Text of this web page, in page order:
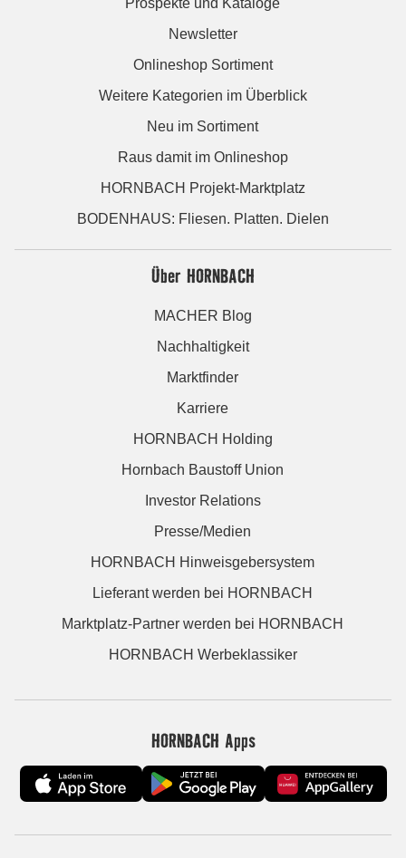
Prospekte und Kataloge
Newsletter
Onlineshop Sortiment
Weitere Kategorien im Überblick
Neu im Sortiment
Raus damit im Onlineshop
HORNBACH Projekt-Marktplatz
BODENHAUS: Fliesen. Platten. Dielen
Über HORNBACH
MACHER Blog
Nachhaltigkeit
Marktfinder
Karriere
HORNBACH Holding
Hornbach Baustoff Union
Investor Relations
Presse/Medien
HORNBACH Hinweisgebersystem
Lieferant werden bei HORNBACH
Marktplatz-Partner werden bei HORNBACH
HORNBACH Werbeklassiker
HORNBACH Apps